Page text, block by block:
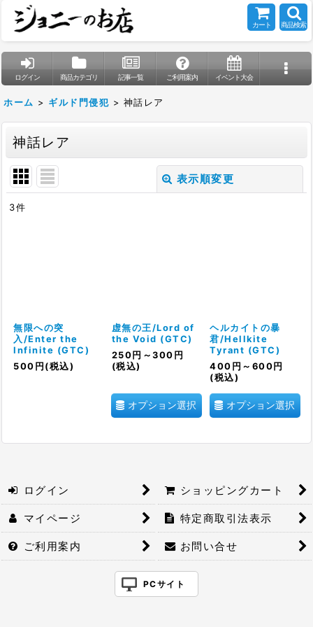
カート 商品検索
ログイン 商品カテゴリ 記事一覧 ご利用案内 イベント大会
ホーム > ギルド門侵犯 > 神話レア
神話レア
表示順変更
絞り込む
3件
無限への突
入/Enter the
Infinite (GTC)
500 円 (税込)
虚無の王/Lord of
the Void (GTC)
250 円 ～300 円
(税込)
オプション選択
ヘルカイトの暴
君/Hellkite
Tyrant (GTC)
400 円 ～600 円
(税込)
オプション選択
ログイン ショッピングカート
マイページ 特定商取引法表示
ご利用案内 お問い合せ
PCサイト